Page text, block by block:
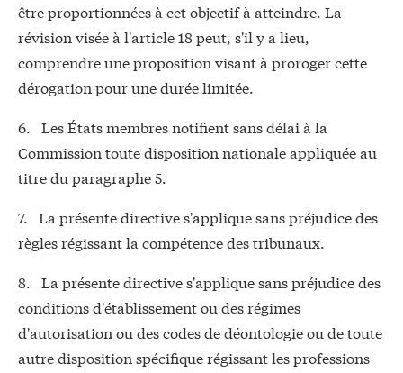
être proportionnées à cet objectif à atteindre. La
révision visée à l'article 18 peut, s'il y a lieu,
comprendre une proposition visant à proroger cette
dérogation pour une durée limitée.
6. Les États membres notifient sans délai à la
Commission toute disposition nationale appliquée au
titre du paragraphe 5.
7. La présente directive s'applique sans préjudice des
règles régissant la compétence des tribunaux.
8. La présente directive s'applique sans préjudice des
conditions d'établissement ou des régimes
d'autorisation ou des codes de déontologie ou de toute
autre disposition spécifique régissant les professions